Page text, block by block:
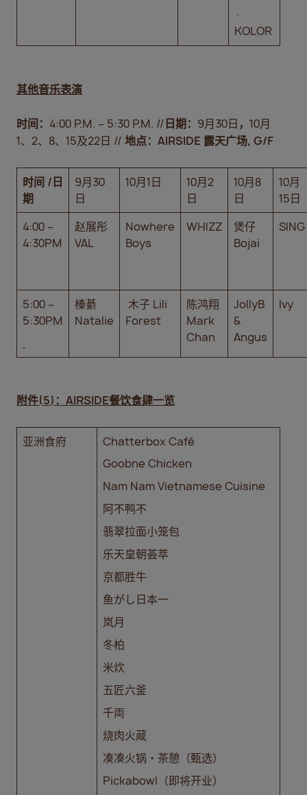
·
KOLOR
其他音乐表演
时间： 4:00 P.M. – 5:30 P.M. //日期： 9月30日 ， 10月
1、2、8、15及22日 // 地点： AIRSIDE 露天广场, G/F
时间 /日
期
9月30
日
10月1日
10月2
日
10月8
日
10月
15日
4:00 –
4:30PM
赵展彤
VAL
Nowhere
Boys
WHIZZ
煲仔
Bojai
SING
5:00 –
5:30PM
榛綦
Natalie
木子 Lili
Forest
陈鸿翔
Mark
Chan
JollyB
&
Angus
Ivy
附件(5) ： AIRSIDE餐饮食肆一览
亚洲食府
Chatterbox Café
Goobne Chicken
Nam Nam Vietnamese Cuisine
阿不鸭不
翡翠拉面小笼包
乐天皇朝荟萃
京都胜牛
鱼がし日本一
岚月
冬柏
米炊
五匠六釜
千両
烧肉火蔵
凑凑火锅‧茶憩（甄选）
Pickabowl（即将开业）